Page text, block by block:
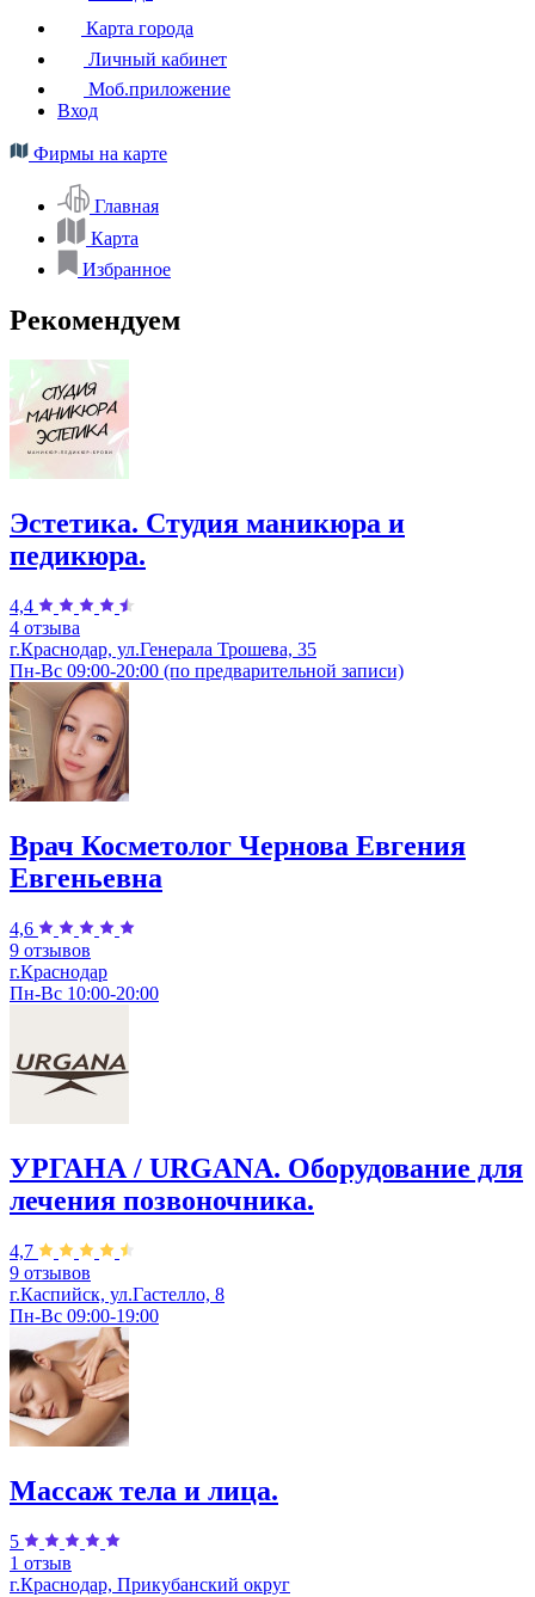
Карта города
Личный кабинет
Моб.приложение
Вход
Фирмы на карте
Главная
Карта
Избранное
Рекомендуем
Эстетика. Студия маникюра и
педикюра.
4,4
4 отзыва
г.Краснодар, ул.Генерала Трошева, 35
Пн-Вс 09:00-20:00 (по предварительной записи)
Врач Косметолог Чернова Евгения
Евгеньевна
4,6
9 отзывов
г.Краснодар
Пн-Вс 10:00-20:00
УРГАНА / URGANA. Оборудование для
лечения позвоночника.
4,7
9 отзывов
г.Каспийск, ул.Гастелло, 8
Пн-Вс 09:00-19:00
Массаж тела и лица.
5
1 отзыв
г.Краснодар, Прикубанский округ